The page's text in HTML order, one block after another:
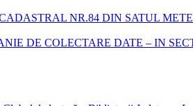
NR.84 DIN SATUL
DE COLECTARE DATE – IN